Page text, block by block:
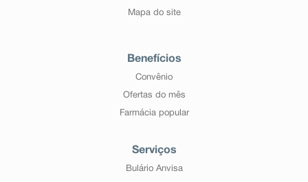
Mapa do site
Benefícios
Convênio
Ofertas do mês
Farmácia popular
Serviços
Bulário Anvisa